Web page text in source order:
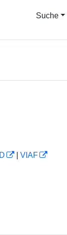
Suche
VIAF